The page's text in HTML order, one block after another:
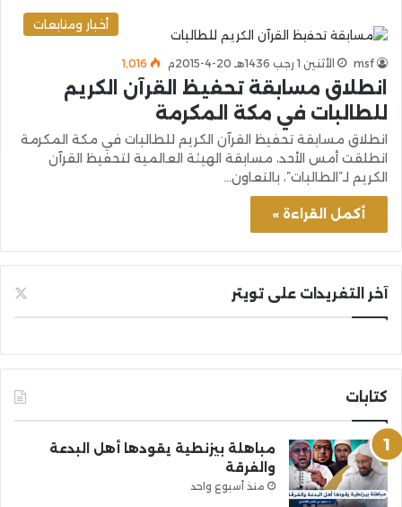
أخبار ومتابعات
msf الأثنين 1 رجب 1436هـ 20-4-2015م 1٬016
انطلاق مسابقة تحفيظ القرآن الكريم
للطالبات في مكة المكرمة
انطلاق مسابقة تحفيظ القرآن الكريم للطالبات في مكة المكرمة
انطلقت أمس الأحد، مسابقة الهيئة العالمية لتحفيظ القرآن
الكريم لـ”الطالبات”، بالتعاون…
أكمل القراءة »
آخر التغريدات على تويتر
كتابات
مباهلة بيزنطية يقودها أهل البدعة
والفرقة
منذ أسبوع واحد